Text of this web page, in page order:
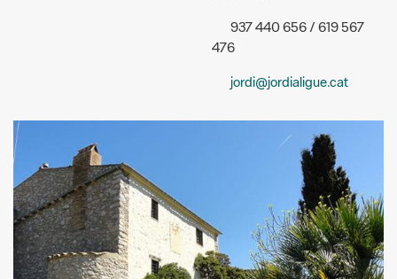
jordi@jordialigue.cat